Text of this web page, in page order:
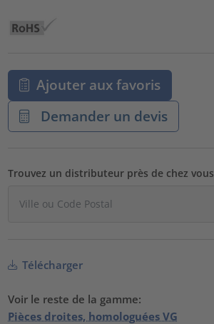
Ajouter aux favoris
Demander un devis
Trouvez un distributeur près de chez vous
Télécharger
Voir le reste de la gamme:
Pièces droites, homologuées VG